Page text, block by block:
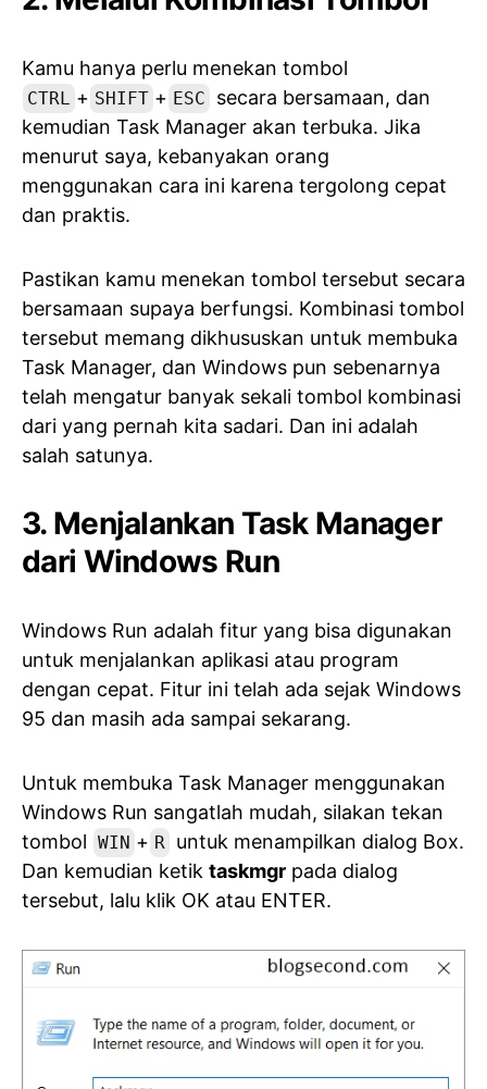
Kamu hanya perlu menekan tombol
CTRL + SHIFT + ESC
secara bersamaan, dan
kemudian Task Manager akan terbuka. Jika
menurut saya, kebanyakan orang
menggunakan cara ini karena tergolong cepat
dan praktis.
Pastikan kamu menekan tombol tersebut secara
bersamaan supaya berfungsi. Kombinasi tombol
tersebut memang dikhususkan untuk membuka
Task Manager, dan Windows pun sebenarnya
telah mengatur banyak sekali tombol kombinasi
dari yang pernah kita sadari. Dan ini adalah
salah satunya.
3. Menjalankan Task Manager
dari Windows Run
Windows Run adalah fitur yang bisa digunakan
untuk menjalankan aplikasi atau program
dengan cepat. Fitur ini telah ada sejak Windows
95 dan masih ada sampai sekarang.
Untuk membuka Task Manager menggunakan
Windows Run sangatlah mudah, silakan tekan
tombol WIN + R untuk menampilkan dialog Box.
Dan kemudian ketik taskmgr pada dialog
tersebut, lalu klik OK atau ENTER.